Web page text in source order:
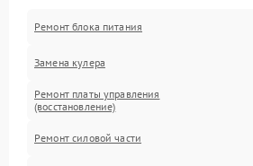
Ремонт блока питания
Замена кулера
Ремонт платы управления
(восстановление)
Ремонт силовой части